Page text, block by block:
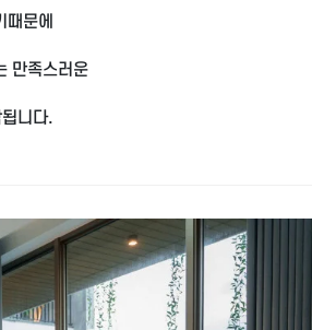
문에
만족스러운
니다.